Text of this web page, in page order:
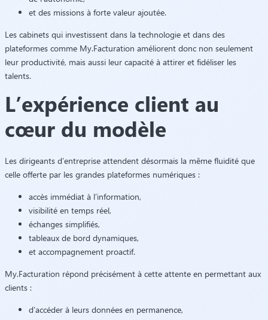
et des missions à forte valeur ajoutée.
Les cabinets qui investissent dans la technologie et dans des
plateformes comme My.Facturation améliorent donc non seulement
leur productivité, mais aussi leur capacité à attirer et fidéliser les
talents.
L’expérience client au
cœur du modèle
Les dirigeants d’entreprise attendent désormais la même fluidité que
celle offerte par les grandes plateformes numériques :
accès immédiat à l’information,
visibilité en temps réel,
échanges simplifiés,
tableaux de bord dynamiques,
et accompagnement proactif.
My.Facturation répond précisément à cette attente en permettant aux
clients :
d’accéder à leurs données en permanence,